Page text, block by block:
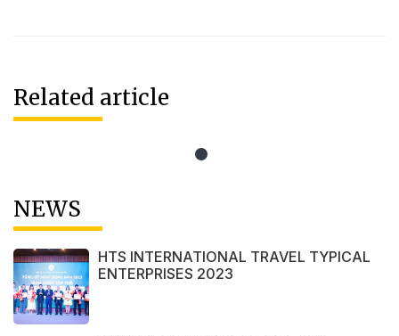
Related article
NEWS
HTS INTERNATIONAL TRAVEL TYPICAL
ENTERPRISES 2023